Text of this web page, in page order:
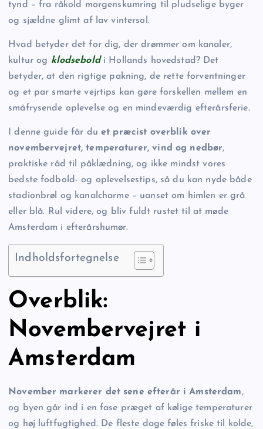
tynd – fra råkold morgenskumring til pludselige byger
og sjældne glimt af lav vintersol.
Hvad betyder det for dig, der drømmer om kanaler,
kultur og klodseboldi Hollands hovedstad? Det
betyder, at den rigtige pakning, de rette forventninger
og et par smarte vejrtips kan gøre forskellen mellem en
småfrysende oplevelse og en mindeværdig efterårsferie.
I denne guide får duet præcist overblik over
novembervejret, temperaturer, vind og nedbør,
praktiske råd til påklædning, og ikke mindst vores
bedste fodbold- og oplevelsestips, så du kan nyde både
stadionbrøl og kanalcharme – uanset om himlen er grå
eller blå. Rul videre, og bliv fuldt rustet til at møde
Amsterdam i efterårshumør.
Indholdsfortegnelse
Overblik:
Novembervejret i
Amsterdam
November markerer det sene efterår i Amsterdam,
og byen går ind i en fase præget af kølige temperaturer
og høj luftfugtighed. De fleste dage føles friske til kolde,